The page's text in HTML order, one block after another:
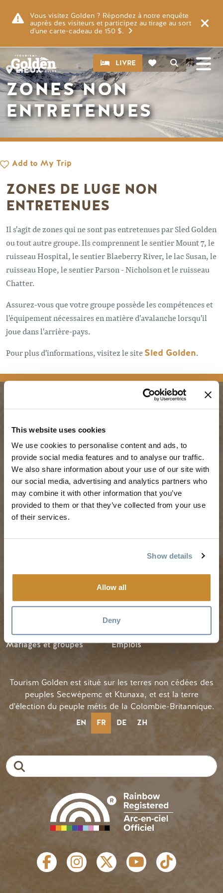
This website uses cookies
We use cookies to personalise content and ads, to
provide social media features and to analyse our traffic.
We also share information about your use of our site with
our social media, advertising and analytics partners who
may combine it with other information that you’ve
provided to them or that they’ve collected from your use
of their services.
Show details
Allow all
Deny
Vous visitez Golden ? Répondez à notre enquête
auprès des visiteurs et participez au tirage au sort
d'une carte-cadeau de 150 $.
Recherche
CTALIVRE
LIEUX
ZONES NON
ENTRETENUES
Add to My Trip
ZONES DE LUGE NON
ENTRETENUES
Il s'agit de zones qui ne sont pas entretenues par Sled Golden
ou tout autre groupe. Ils comprennent le sentier Mount 7, le
ruisseau Hospital, le sentier Blaeberry River, le lac Susan, le
ruisseau Hope, le sentier Parson - Nicholson et le ruisseau
Chatter.
Assurez-vous que votre groupe possède les compétences et
l'équipement nécessaires en matière d'avalanche lorsqu'il
joue dans l'arrière-pays.
Pour plus d'informations, visitez le siteSled Golden.
Guides et cartes
Carte d'or
Mon planificateur de
voyage
Services aux visiteurs
LLMs Info
Le printemps à Golden
L'été à Golden
L'automne en or
L'hiver à Golden
Mariages et groupes
Emplois
Tourism Golden est situé sur les terres non cédées des
peuples Secwépemc et Ktunaxa, et est la terre
d'élection du peuple métis de la Colombie-Britannique.
EN FR DE ZH
LIENS SOCIAUX